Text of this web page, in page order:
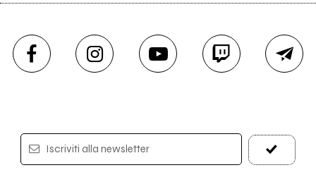
Iscriviti alla newsletter